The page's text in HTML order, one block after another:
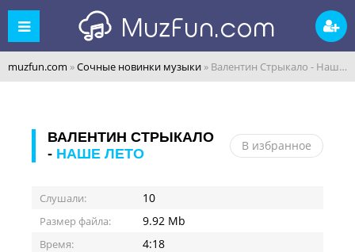
muzfun.com »Сочные новинки музыки » Валентин Стрыкало - Наше лето
ВАЛЕНТИН СТРЫКАЛО
- НАШЕ ЛЕТО
В избранное
Слушали: 10
Размер файла: 9.92 Mb
Время: 4:18